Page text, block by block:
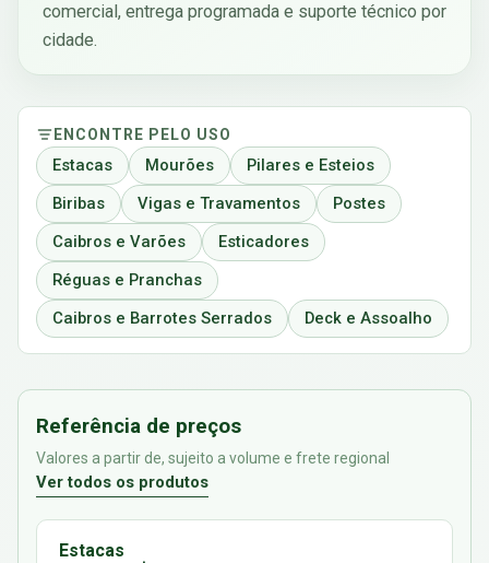
comercial, entrega programada e suporte técnico por
cidade.
ENCONTRE PELO USO
Estacas Mourões
Pilares e Esteios
Biribas
Vigas e Travamentos
Postes
Caibros e Varões
Esticadores
Réguas e Pranchas
Caibros e Barrotes Serrados
Deck e Assoalho
Referência de preços
Valores a partir de, sujeito a volume e frete regional
Ver todos os produtos
Estacas